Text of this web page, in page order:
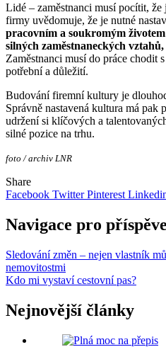
Lidé – zaměstnanci musí pocítit, že
firmy uvědomuje, že je nutné
pracovním a soukromým životem
silných zaměstnaneckých
Zaměstnanci musí do práce chodit
potřební a důležití.
Budování firemní kultury je
Správně nastavená kultura má
udržení si klíčových a
silné pozice na trhu.
foto / archiv LNR
Share
Facebook TwitterPinterest
Navigace pro
Sledování změn – nejen vlastník
nemovitostmi
Kdo mi vystaví cestovní pas?
Nejnovější články